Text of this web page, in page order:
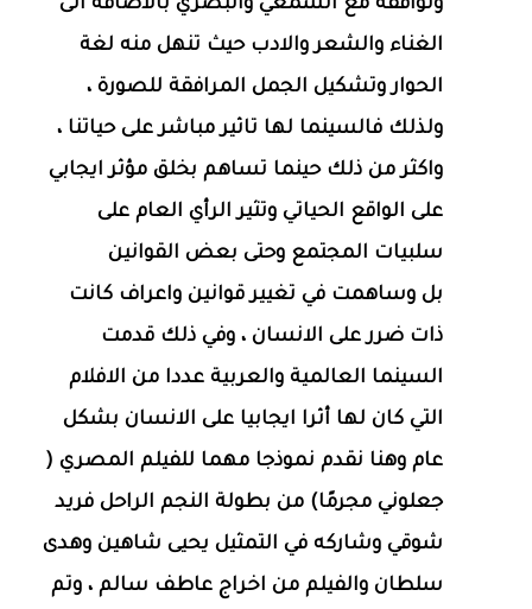
وتوافقه مع السمعي والبصري بالاضافة الى
الغناء والشعر والادب حيث تنهل منه لغة
الحوار وتشكيل الجمل المرافقة للصورة ،
ولذلك فالسينما لها تاثير مباشر على حياتنا ،
واكثر من ذلك حينما تساهم بخلق مؤثر ايجابي
على الواقع الحياتي وتثير الرأي العام على
سلبيات المجتمع وحتى بعض القوانين
بل وساهمت في تغيير قوانين واعراف كانت
ذات ضرر على الانسان ، وفي ذلك قدمت
السينما العالمية والعربية عددا من الافلام
التي كان لها أثرا ايجابيا على الانسان بشكل
عام وهنا نقدم نموذجا مهما للفيلم المصري (
جعلوني مجرمًا) من بطولة النجم الراحل فريد
شوقي وشاركه في التمثيل يحيى شاهين وهدى
سلطان والفيلم من اخراج عاطف سالم ، وتم